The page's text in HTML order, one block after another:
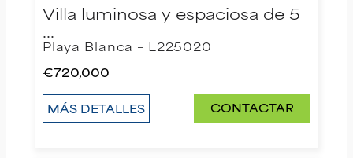
Villa luminosa y espaciosa de 5
…
Playa Blanca – L225020
€720,000
MÁS DETALLES CONTACTAR